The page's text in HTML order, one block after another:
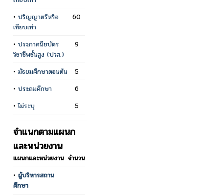
• ปริญญาตรีหรือ
เทียบเท่า
60
• ประกาศนียบัตร
วิชาชีพชั้นสูง (ปวส.)
9
• มัธยมศึกษาตอนต้น
5
• ประถมศึกษา
6
•ไม่ระบุ 5
จำแนกตามแผนก
และหน่วยงาน
แผนกและหน่วยงาน จำนวน
• ผู้บริหารสถาน
ศึกษา